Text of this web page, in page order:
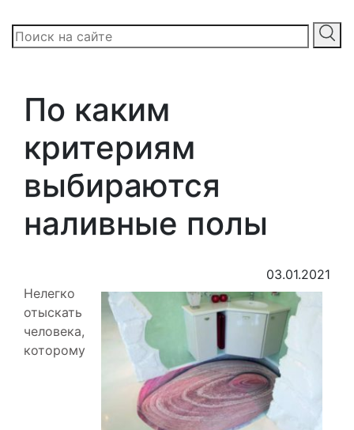
По каким
критериям
выбираются
наливные полы
03.01.2021
Нелегко
отыскать
человека,
которому